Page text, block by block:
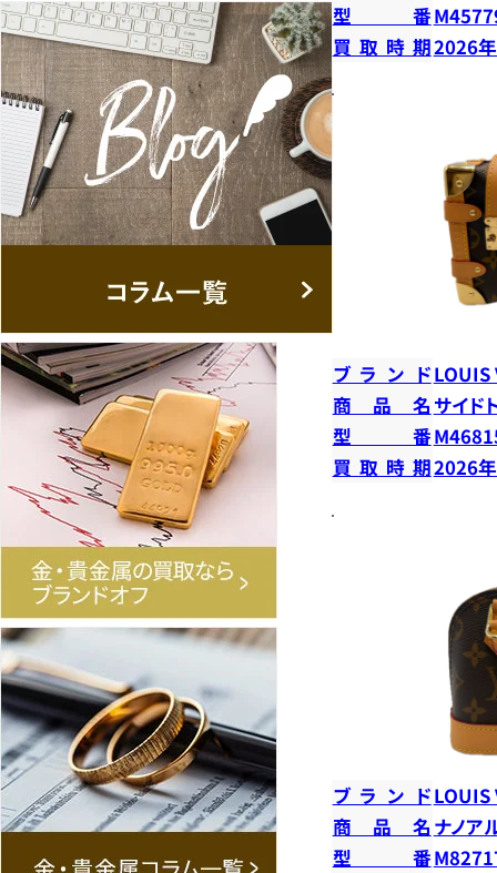
型番
買取時期2026
ブランドLOUIS
商品名 サイド
型番
買取時期2026
ブランドLOUIS
商品名 ナノア
型番